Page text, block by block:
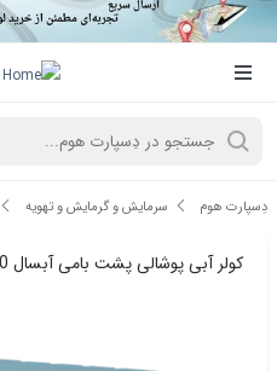
دِسپارت هوم سرمایش و گرمایش و تهویه
کولر آبی پوشالی پشت بامی آبسال 3500 مدل AC35R